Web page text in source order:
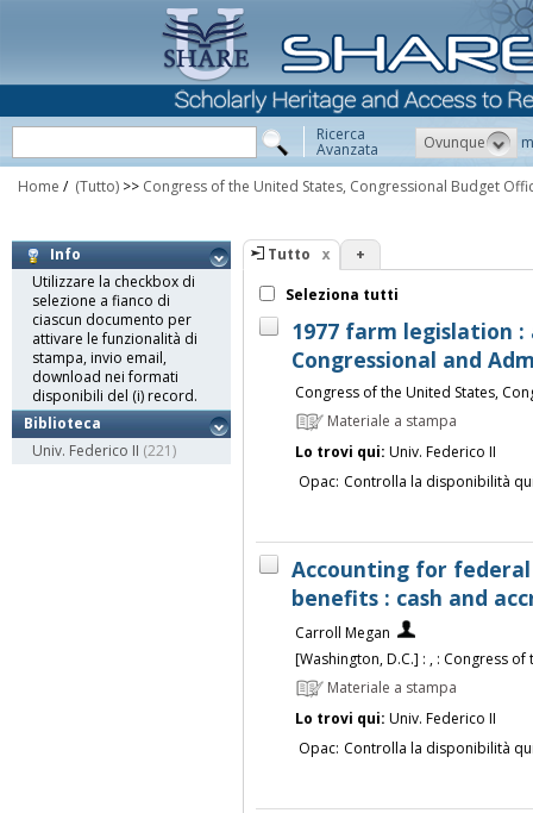
Ricerca
Avanzata Ovunque
Home / (Tutto) >> Congress of the United States, Congressional Budget
Info
Utilizzare la checkbox di
selezione a fianco di
ciascun documento per
attivare le funzionalità di
stampa, invio email,
download nei formati
disponibili del (i) record.
Biblioteca
Univ. Federico II (221)
Tutto +
Seleziona tutti
1977 farm legislation :
Congressional and
Congress of the United States,
Materiale a stampa
Lo trovi qui: Univ. Federico II
Opac: Controlla la disponibilità
Accounting for
benefits : cash and
Carroll Megan
[Washington, D.C.] : , : Congress
Materiale a stampa
Lo trovi qui: Univ. Federico II
Opac: Controlla la disponibilità